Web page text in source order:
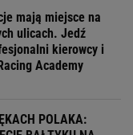
mają miejsce na
ulicach. Jedź
kierowcy i
Academy
POLAKA: